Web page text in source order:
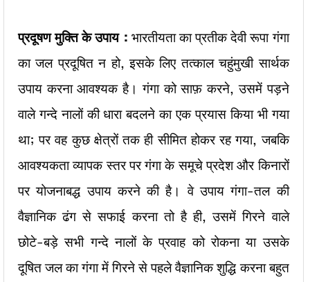
प्रदूषण मुक्ति के उपाय : भारतीयता का प्रतीक देवी रूपा गंगा
का जल प्रदूषित न हो, इसके लिए तत्काल चहुंमुखी सार्थक
उपाय करना आवश्यक है। गंगा को साफ़ करने, उसमें पड़ने
वाले गन्दे नालों की धारा बदलने का एक प्रयास किया भी गया
था; पर वह कुछ क्षेत्रों तक ही सीमित होकर रह गया, जबकि
आवश्यकता व्यापक स्तर पर गंगा के समूचे प्रदेश और किनारों
पर योजनाबद्ध उपाय करने की है। वे उपाय गंगा-तल की
वैज्ञानिक ढंग से सफाई करना तो है ही, उसमें गिरने वाले
छोटे-बड़े सभी गन्दे नालों के प्रवाह को रोकना या उसके
दूषित जल का गंगा में गिरने से पहले वैज्ञानिक शुद्धि करना बहुत